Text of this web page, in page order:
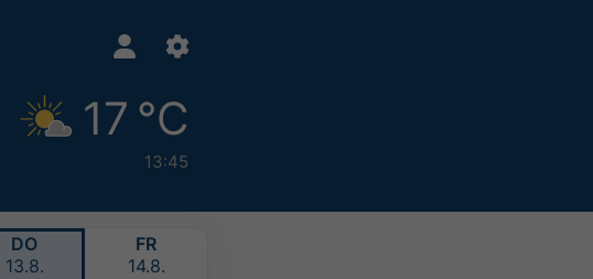
17 °C
13:45
DO
13.8.
FR
14.8.